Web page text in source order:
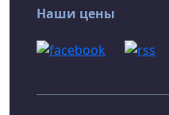
Наши цены